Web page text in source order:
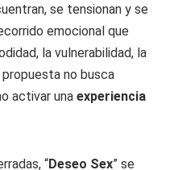
se tensionan y se
emocional que
la vulnerabilidad, la
no busca
activar una experiencia
“Deseo Sex” se